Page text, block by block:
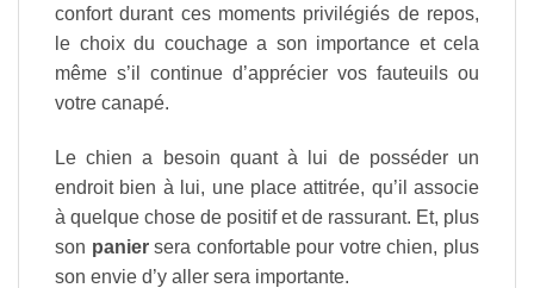
confort durant ces moments privilégiés de repos,
le choix du couchage a son importance et cela
même s’il continue d’apprécier vos fauteuils ou
votre canapé.
Le chien a besoin quant à lui de posséder un
endroit bien à lui, une place attitrée, qu’il associe
à quelque chose de positif et de rassurant. Et, plus
son paniersera confortable pour votre chien, plus
son envie d’y aller sera importante.